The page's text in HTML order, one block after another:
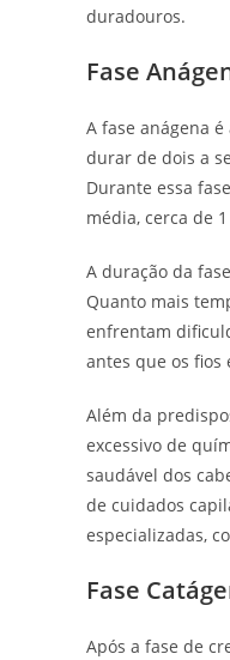
duradouros.
Fase
A fase anágena
durar de dois a
Durante essa
média, cerca de
A duração da
Quanto mais
enfrentam
antes que os fios
Além da
excessivo de
saudável dos
de cuidados
especializadas,
Fase
Após a fase de